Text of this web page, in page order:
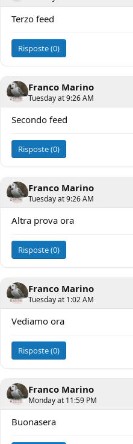
Terzo feed
Risposte (0)
Franco Marino
Tuesday at 9:26 AM
Secondo feed
Risposte (0)
Franco Marino
Tuesday at 9:26 AM
Altra prova ora
Risposte (0)
Franco Marino
Tuesday at 1:02 AM
Vediamo ora
Risposte (0)
Franco Marino
Monday at 11:59 PM
Buonasera